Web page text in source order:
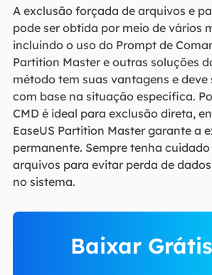
A exclusão forçada de arquivos e
pode ser obtida por meio de vários
incluindo o uso do Prompt de
Partition Master e outras soluções
método tem suas vantagens e deve
com base na situação específica.
CMD é ideal para exclusão direta,
EaseUS Partition Master garante a
permanente. Sempre tenha
arquivos para evitar perda de
no sistema.
Baixar Grátis